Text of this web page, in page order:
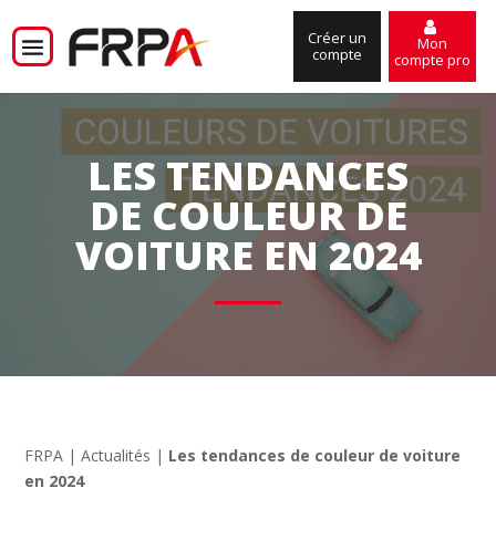
Créer un
compte
Mon
compte pro
LES TENDANCES
DE COULEUR DE
VOITURE EN 2024
FRPA |Actualités | Les tendances de couleur de voiture
en 2024